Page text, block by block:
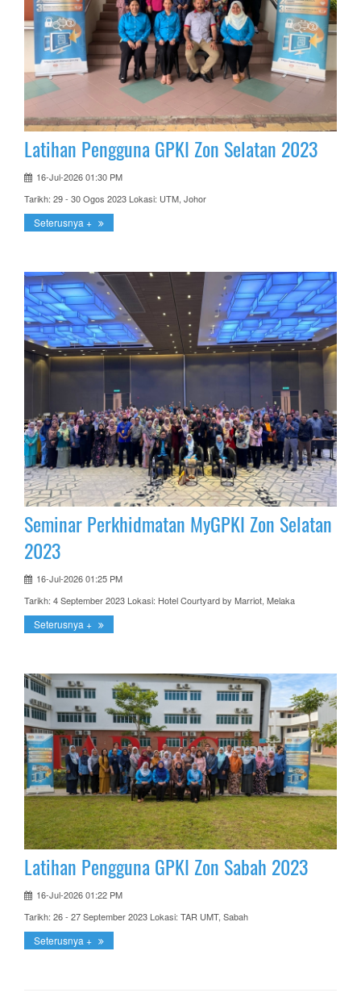
Latihan Pengguna GPKI Zon Selatan 2023
16-Jul-2026 01:30 PM
Tarikh: 29 - 30 Ogos 2023 Lokasi: UTM, Johor
Seterusnya +
Seminar Perkhidmatan MyGPKI Zon Selatan
2023
16-Jul-2026 01:25 PM
Tarikh: 4 September 2023 Lokasi: Hotel Courtyard by Marriot, Melaka
Seterusnya +
Latihan Pengguna GPKI Zon Sabah 2023
16-Jul-2026 01:22 PM
Tarikh: 26 - 27 September 2023 Lokasi: TAR UMT, Sabah
Seterusnya +